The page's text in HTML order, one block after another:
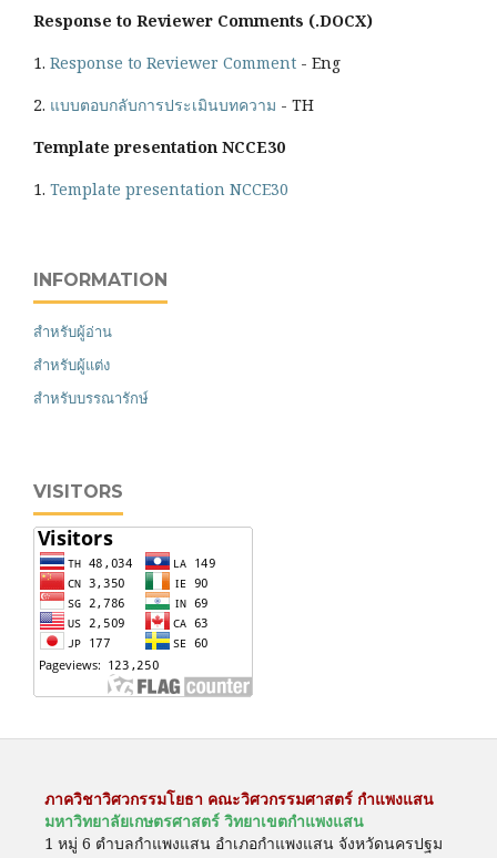
Response to Reviewer Comments (.DOCX)
1. Response to Reviewer Comment - Eng
2. แบบตอบกลับการประเมินบทความ - TH
Template presentation NCCE30
1. Template presentation NCCE30
INFORMATION
สำหรับผู้อ่าน
สำหรับผู้แต่ง
สำหรับบรรณารักษ์
VISITORS
ภาควิชาวิศวกรรมโยธา คณะวิศวกรรมศาสตร์ กำแพงแสน
มหาวิทยาลัยเกษตรศาสตร์ วิทยาเขตกำแพงแสน
1 หมู่ 6 ตำบลกำแพงแสน อำเภอกำแพงแสน จังหวัดนครปฐม